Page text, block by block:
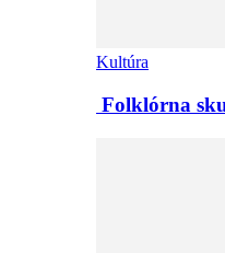
Kultúra
Folklórna